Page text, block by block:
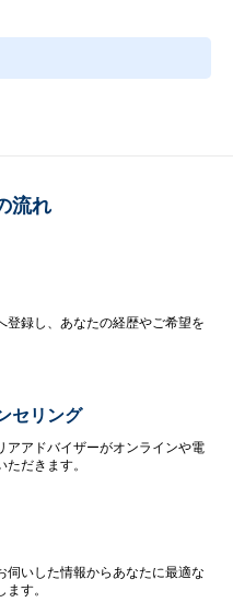
流れ
登録し、あなたの経歴やご希望を
セリング
アアドバイザーがオンラインや電
だきます。
伺いした情報からあなたに最適な
す。